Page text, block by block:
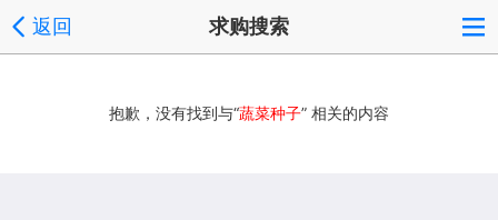
返回 求购搜索
抱歉，没有找到与“蔬菜种子” 相关的内容